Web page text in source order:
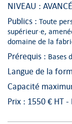
NIVEAU : AVANCÉ
Publics : Toute
supérieur·e,
domaine de la
Prérequis : Bases
Langue de la
Capacité
Prix : 1550 € HT -